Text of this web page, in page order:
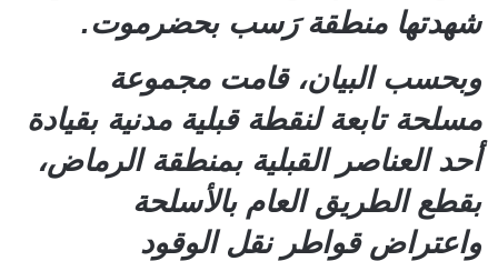
شهدتها منطقة رَسب بحضرموت.
وبحسب البيان، قامت مجموعة
مسلحة تابعة لنقطة قبلية مدنية بقيادة
أحد العناصر القبلية بمنطقة الرماض،
بقطع الطريق العام بالأسلحة
واعتراض قواطر نقل الوقود